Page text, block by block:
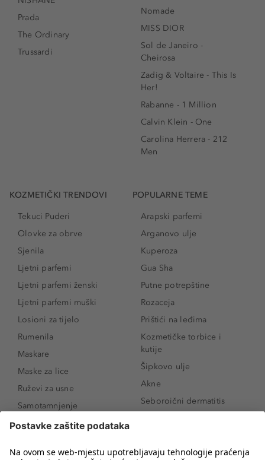
Prada
The Ordinary
Trussardi
Nomade
MISS DIOR
Sol de Janeiro -
Cheirosa
Zadig & Voltaire - This Is
Her!
Rabanne - 1 Million
Calvin Klein - One
Carolina Herrera - 212
Men
KOZMETIČKI TRENDOVI
Tekuci Puderi
Olovke za obrve
Sjenila
Ljetni parfemi
Ljetni parfemi ženski
Ljetni parfemi muški
Losioni za tijelo
Rumenila
Maskare
Maske za lice
Ruževi za usne
Samotamnjenje
Puderi
Proizvodi za obrve
POPULARNE TEME
Arapski parfemi
Arganovo ulje
Kuperoza
Gua Sha
Putne potrepštine
Rozaceja
Prištići na leđima
Kozmetičke torbice i
kutije
Šipkovo ulje
Akne
Seboroični dermatitis
Novo